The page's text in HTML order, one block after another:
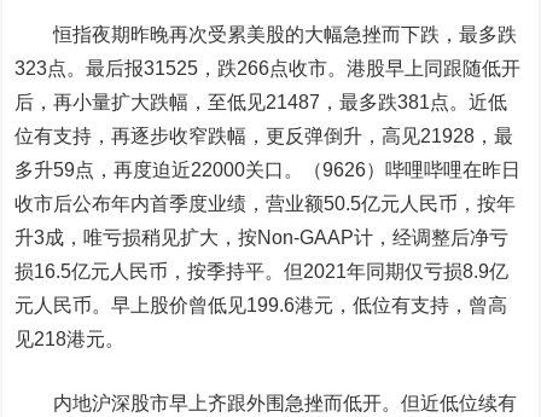
恒指夜期昨晚再次受累美股的大幅急挫而下跌，最多跌
323点。最后报31525，跌266点收市。港股早上同跟随低开
后，再小量扩大跌幅，至低见21487，最多跌381点。近低
位有支持，再逐步收窄跌幅，更反弹倒升，高见21928，最
多升59点，再度迫近22000关口。（9626）哔哩哔哩在昨日
收市后公布年内首季度业绩，营业额50.5亿元人民币，按年
升3成，唯亏损稍见扩大，按Non-GAAP计，经调整后净亏
损16.5亿元人民币，按季持平。但2021年同期仅亏损8.9亿
元人民币。早上股价曾低见199.6港元，低位有支持，曾高
见218港元。
内地沪深股市早上齐跟外围急挫而低开。但近低位续有